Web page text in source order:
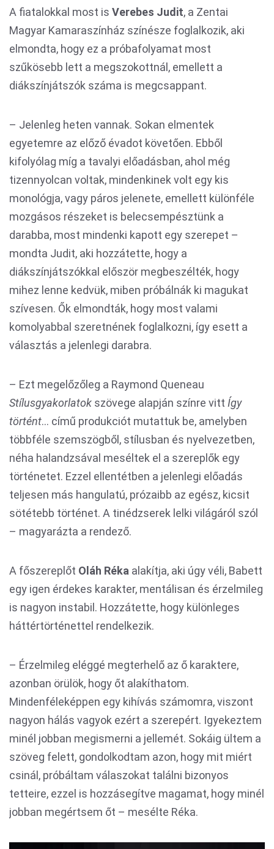
A fiatalokkal most is Verebes Judit, a Zentai
Magyar Kamaraszínház színésze foglalkozik, aki
elmondta, hogy ez a próbafolyamat most
szűkösebb lett a megszokottnál, emellett a
diákszínjátszók száma is megcsappant.
– Jelenleg heten vannak. Sokan elmentek
egyetemre az előző évadot követően. Ebből
kifolyólag míg a tavalyi előadásban, ahol még
tizennyolcan voltak, mindenkinek volt egy kis
monológja, vagy páros jelenete, emellett különféle
mozgásos részeket is belecsempésztünk a
darabba, most mindenki kapott egy szerepet –
mondta Judit, aki hozzátette, hogy a
diákszínjátszókkal először megbeszélték, hogy
mihez lenne kedvük, miben próbálnák ki magukat
szívesen. Ők elmondták, hogy most valami
komolyabbal szeretnének foglalkozni, így esett a
választás a jelenlegi darabra.
– Ezt megelőzőleg a Raymond Queneau
Stílusgyakorlatok szövege alapján színre vitt Így
történt… című produkciót mutattuk be, amelyben
többféle szemszögből, stílusban és nyelvezetben,
néha halandzsával meséltek el a szereplők egy
történetet. Ezzel ellentétben a jelenlegi előadás
teljesen más hangulatú, prózaibb az egész, kicsit
sötétebb történet. A tinédzserek lelki világáról szól
– magyarázta a rendező.
A főszereplőt Oláh Réka alakítja, aki úgy véli, Babett
egy igen érdekes karakter, mentálisan és érzelmileg
is nagyon instabil. Hozzátette, hogy különleges
háttértörténettel rendelkezik.
– Érzelmileg eléggé megterhelő az ő karaktere,
azonban örülök, hogy őt alakíthatom.
Mindenféleképpen egy kihívás számomra, viszont
nagyon hálás vagyok ezért a szerepért. Igyekeztem
minél jobban megismerni a jellemét. Sokáig ültem a
szöveg felett, gondolkodtam azon, hogy mit miért
csinál, próbáltam válaszokat találni bizonyos
tetteire, ezzel is hozzásegítve magamat, hogy minél
jobban megértsem őt – mesélte Réka.